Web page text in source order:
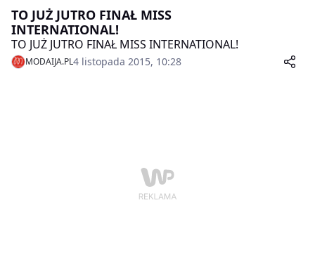
TO JUŻ JUTRO FINAŁ MISS
INTERNATIONAL!
TO JUŻ JUTRO FINAŁ MISS INTERNATIONAL!
MODAIJA.PL4 listopada 2015, 10:28